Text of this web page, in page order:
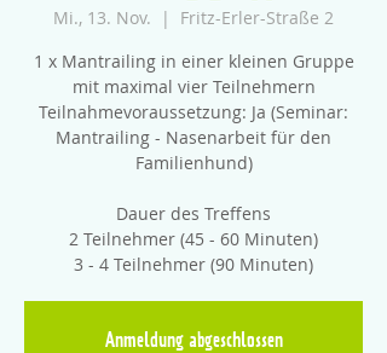
Mi., 13. Nov.
  |
Fritz-Erler-Straße 2
1 x Mantrailing in einer kleinen Gruppe
mit maximal vier Teilnehmern
Teilnahmevoraussetzung: Ja (Seminar:
Mantrailing - Nasenarbeit für den
Familienhund)
Dauer des Treffens
2 Teilnehmer (45 - 60 Minuten)
3 - 4 Teilnehmer (90 Minuten)
Anmeldung abgeschlossen